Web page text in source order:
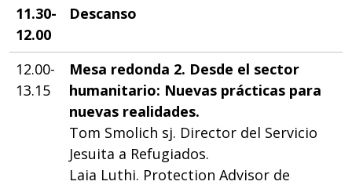
11.30-
12.00
Descanso
12.00-
13.15
Mesa redonda 2. Desde el sector
humanitario: Nuevas prácticas para
nuevas realidades.
Tom Smolich sj. Director del Servicio
Jesuita a Refugiados.
Laia Luthi. Protection Advisor de